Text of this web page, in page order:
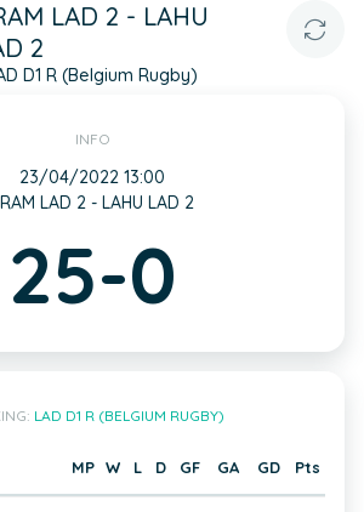
LAD 2 - LAHU
2
D1 R (Belgium Rugby)
INFO
23/04/2022 13:00
LAD 2 - LAHU LAD 2
25-0
LAD D1 R (BELGIUM RUGBY)
MP W L D GF GA GD Pts